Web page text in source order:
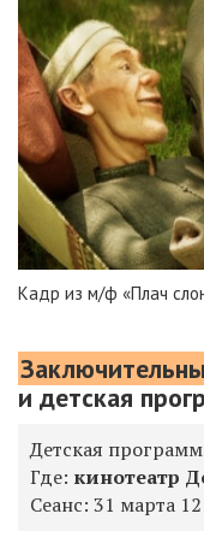
Кадр из м/ф «Плач
и детская
Детская
Где: кинотеатр
Сеанс: 31 марта